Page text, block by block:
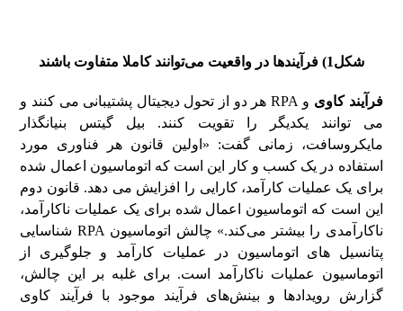
شکل1) فرآیند‌ها در واقعیت می‌توانند کاملا متفاوت باشند
فرآیند کاوی
و RPA هر دو از تحول دیجیتال پشتیبانی می کنند و
می توانند یکدیگر را تقویت کنند. بیل گیتس بنیانگذار
مایکروسافت، زمانی گفت: «اولین قانون هر فناوری مورد
استفاده در یک کسب و کار این است که اتوماسیون اعمال شده
برای یک عملیات کارآمد، کارایی را افزایش می دهد. قانون دوم
این است که اتوماسیون اعمال شده برای یک عملیات ناکارآمد،
ناکارآمدی را بیشتر می‌کند.» چالش اتوماسیون RPA شناسایی
پتانسیل های اتوماسیون در عملیات کارآمد و جلوگیری از
اتوماسیون عملیات ناکارآمد است. برای غلبه بر این چالش،
گزارش رویدادها و بینش‌های فرآیند موجود با فرآیند کاوی